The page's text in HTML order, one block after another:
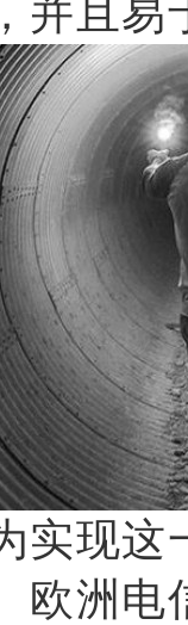
并且易
现这
欧洲